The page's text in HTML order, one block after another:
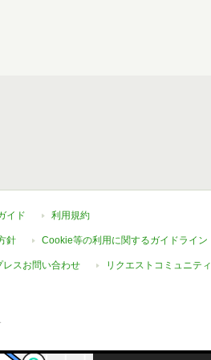
イド 利用規約
針 Cookie等の利用に関するガイドライン
レスお問い合わせ リクエストコミュニティ